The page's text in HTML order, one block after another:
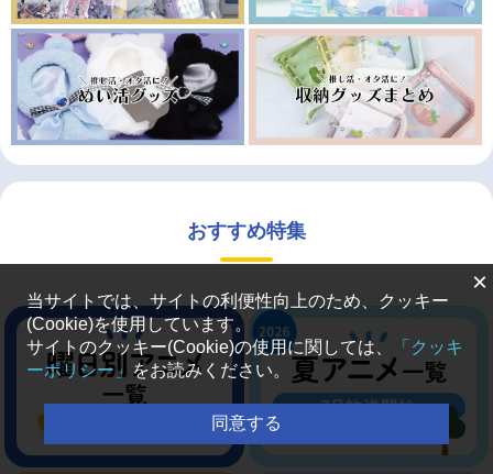
おすすめ特集
×
当サイトでは、サイトの利便性向上のため、クッキー
(Cookie)を使用しています。
サイトのクッキー(Cookie)の使用に関しては、
「クッキ
ーポリシー」 をお読みください。
同意する